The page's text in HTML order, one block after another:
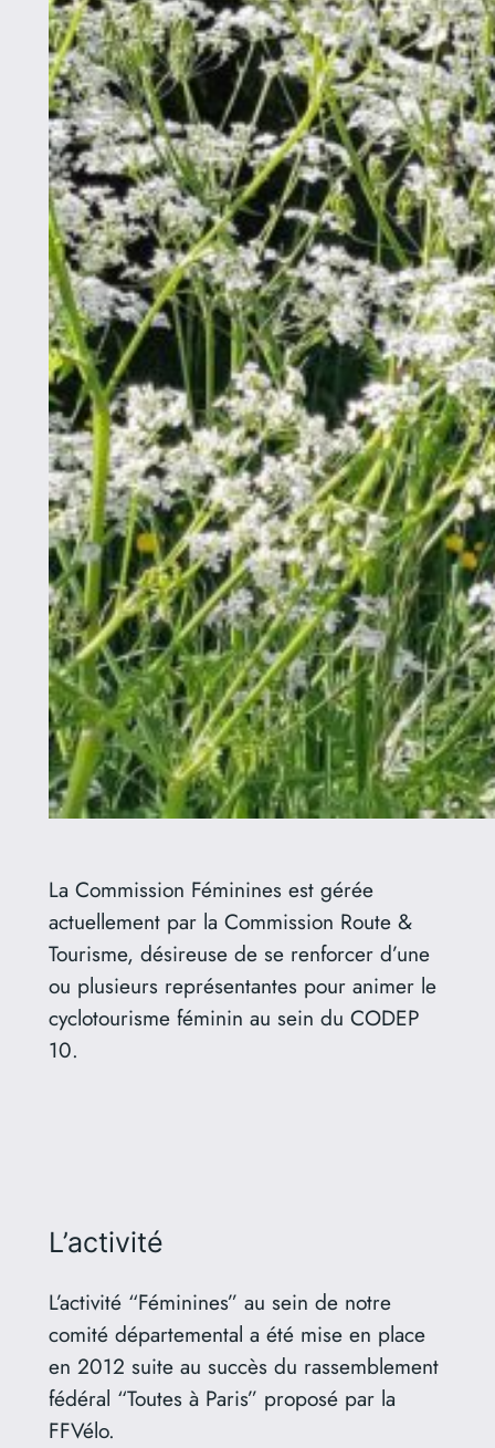
La Commission Féminines est gérée
actuellement par la Commission Route &
Tourisme, désireuse de se renforcer d’une
ou plusieurs représentantes pour animer le
cyclotourisme féminin au sein du CODEP
10.
L’activité
L’activité “Féminines” au sein de notre
comité départemental a été mise en place
en 2012 suite au succès du rassemblement
fédéral “Toutes à Paris” proposé par la
FFVélo.